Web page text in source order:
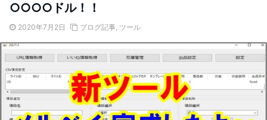
○○○○ドル！！
2020年7月2日 ブログ記事, ツール